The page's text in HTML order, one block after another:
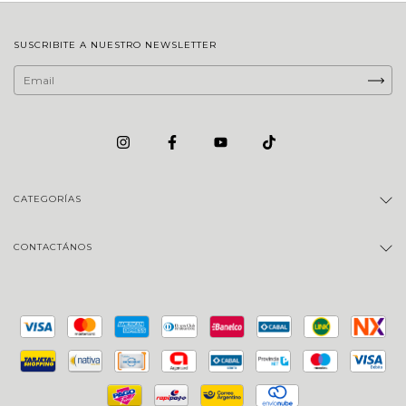
SUSCRIBITE A NUESTRO NEWSLETTER
CATEGORÍAS
CONTACTÁNOS